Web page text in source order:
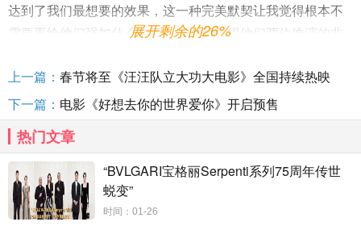
达到了我们最想要的效果，这一种完美默契让我觉得根本不
需要再给他们强加什么东西，所以我觉得他们两位饰演的非
儿”，各种才艺都令人眼前一亮这点来说，导演邢文雄表
示：“因为翔哥在里边要演一个演员，所以我们就给了一个空
间让他去展示，包括各种台词、动作等。这都是他本身具备
的能力，不管是在拍摄的时候还是最终的呈现效果都是非常
令人惊喜的！同时，丽姐这次的表现就是很完美，她对电影
中如何展现女明星米兰的这个度拿捏的非常好。尤其是到情
感戏的时候，丽姐的表现让我在监视器前数度落泪，是非常
展开剩余的26%
上一篇： 春节将至《汪汪队立大功大电影》全国持续热映
下一篇： 电影《好想去你的世界爱你》开启预售
热门文章
“BVLGARI宝格丽Serpenti系列75周年传世
蜕变”
时间：01-26